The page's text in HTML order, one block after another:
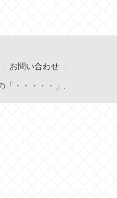
お問い合わせ
・・・・・」.